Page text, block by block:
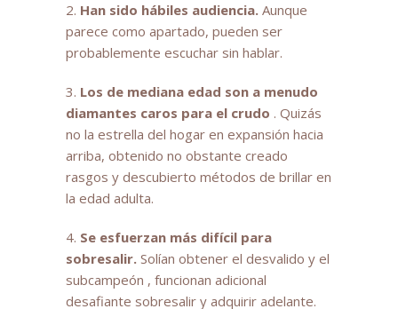
2. Han sido hábiles audiencia. Aunque
parece como apartado, pueden ser
probablemente escuchar sin hablar.
3. Los de mediana edad son a menudo
diamantes caros para el crudo . Quizás
no la estrella del hogar en expansión hacia
arriba, obtenido no obstante creado
rasgos y descubierto métodos de brillar en
la edad adulta.
4. Se esfuerzan más difícil para
sobresalir. Solían obtener el desvalido y el
subcampeón , funcionan adicional
desafiante sobresalir y adquirir adelante.